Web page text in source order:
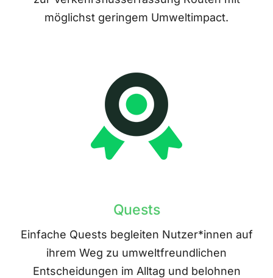
möglichst geringem Umweltimpact.
Quests
Einfache Quests begleiten Nutzer*innen auf
ihrem Weg zu umweltfreundlichen
Entscheidungen im Alltag und belohnen